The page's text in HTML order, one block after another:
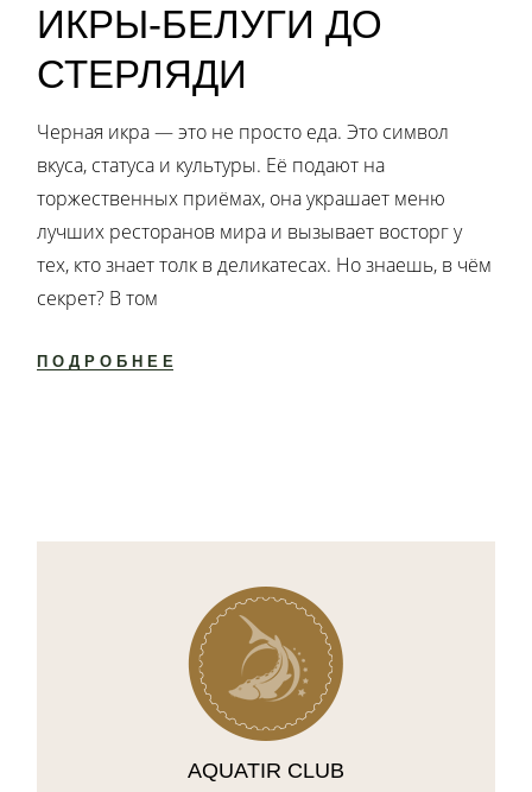
ИКРЫ-БЕЛУГИ ДО
СТЕРЛЯДИ
Черная икра — это не просто еда. Это символ
вкуса, статуса и культуры. Её подают на
торжественных приёмах, она украшает меню
лучших ресторанов мира и вызывает восторг у
тех, кто знает толк в деликатесах. Но знаешь, в чём
секрет? В том
ПОДРОБНЕЕ
AQUATIR CLUB